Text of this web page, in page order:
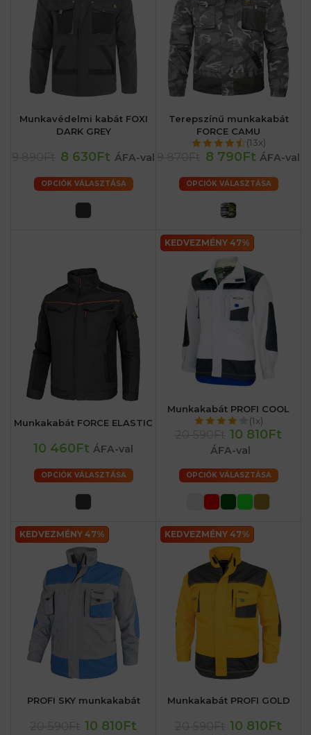
Munkavédelmi kabát FOXI
DARK GREY
8 630Ft ÁFA-val
OPCIÓK VÁLASZTÁSA
Terepszínű munkakabát
FORCE CAMU
(13x)
8 790Ft ÁFA-val
OPCIÓK VÁLASZTÁSA
Munkakabát FORCE ELASTIC
10 460Ft ÁFA-val
OPCIÓK VÁLASZTÁSA
KEDVEZMÉNY 47%
Munkakabát PROFI COOL
(1x)
10 810Ft
ÁFA-val
OPCIÓK VÁLASZTÁSA
KEDVEZMÉNY 47%
PROFI SKY munkakabát
10 810Ft
KEDVEZMÉNY 47%
Munkakabát PROFI GOLD
10 810Ft